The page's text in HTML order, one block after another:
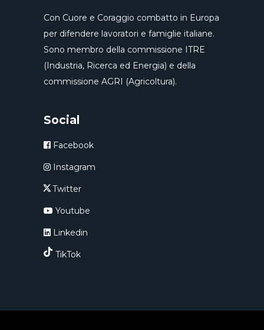
Con Cuore e Coraggio combatto in Europa
per difendere lavoratori e famiglie italiane.
Sono membro della commissione ITRE
(Industria, Ricerca ed Energia) e della
commissione AGRI (Agricoltura).
Social
Facebook
Instagram
Twitter
Youtube
Linkedin
TikTok